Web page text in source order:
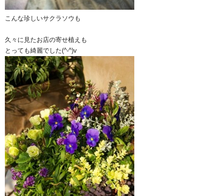
こんな珍しいサクラソウも
久々に見たお店の寄せ植えも
とっても綺麗でした(^-^)v